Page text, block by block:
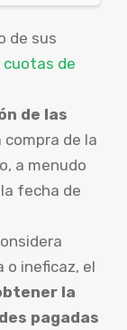
de sus
cuotas de
de las
compra de la
a menudo
fecha de
o ineficaz, el
la
pagadas